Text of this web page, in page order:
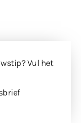
Vul het